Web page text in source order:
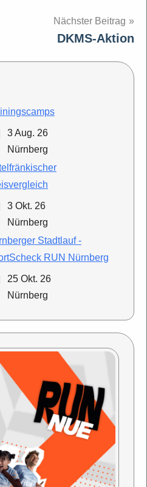
Nächster Beitrag
DKMS-Aktion
3 Aug. 26
Nürnberg
3 Okt. 26
Nürnberg
Stadtlauf -
RUN Nürnberg
25 Okt. 26
Nürnberg